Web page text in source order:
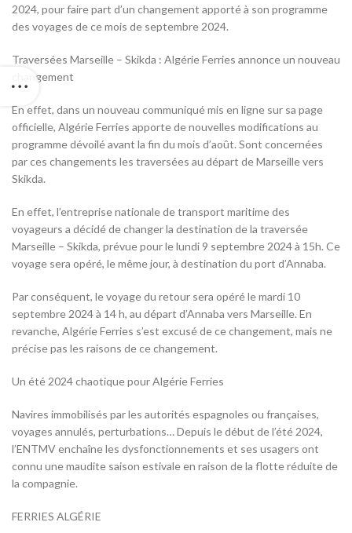
2024, pour faire part d’un changement apporté à son programme
des voyages de ce mois de septembre 2024.
Traversées Marseille – Skikda : Algérie Ferries annonce un nouveau
changement
En effet, dans un nouveau communiqué mis en ligne sur sa page
officielle, Algérie Ferries apporte de nouvelles modifications au
programme dévoilé avant la fin du mois d’août. Sont concernées
par ces changements les traversées au départ de Marseille vers
Skikda.
En effet, l’entreprise nationale de transport maritime des
voyageurs a décidé de changer la destination de la traversée
Marseille – Skikda, prévue pour le lundi 9 septembre 2024 à 15h. Ce
voyage sera opéré, le même jour, à destination du port d’Annaba.
Par conséquent, le voyage du retour sera opéré le mardi 10
septembre 2024 à 14 h, au départ d’Annaba vers Marseille. En
revanche, Algérie Ferries s’est excusé de ce changement, mais ne
précise pas les raisons de ce changement.
Un été 2024 chaotique pour Algérie Ferries
Navires immobilisés par les autorités espagnoles ou françaises,
voyages annulés, perturbations… Depuis le début de l’été 2024,
l’ENTMV enchaîne les dysfonctionnements et ses usagers ont
connu une maudite saison estivale en raison de la flotte réduite de
la compagnie.
FERRIES ALGÉRIE